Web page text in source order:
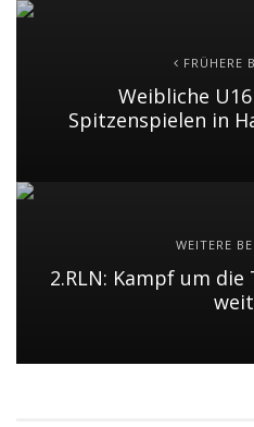
FRÜHERE
Weibliche
Spitzenspielen in
WEITERE
2.RLN: Kampf um